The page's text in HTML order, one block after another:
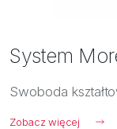
System
Swoboda
Zobacz więcej